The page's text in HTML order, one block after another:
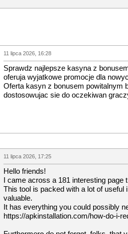
11 lipca 2026, 16:28
Sprawdz najlepsze kasyna z
oferuja wyjatkowe promocje dla
Oferta kasyn z bonusem powitalnym
dostosowujac sie do oczekiwan
11 lipca 2026, 17:25
Hello friends!
I came across a 181 interesting page
This tool is packed with a lot of useful
valuable.
It has everything you could possibly
https://apkinstallation.com/how-do-i-